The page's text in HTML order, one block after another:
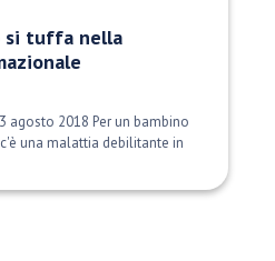
si tuffa nella
agosto 2018 Per un bambino
una malattia debilitante in